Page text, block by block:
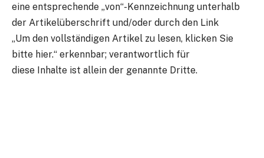
eine entsprechende „von“-Kennzeichnung unterhalb
der Artikelüberschrift und/oder durch den Link
„Um den vollständigen Artikel zu lesen, klicken Sie
bitte hier.“ erkennbar; verantwortlich für
diese Inhalte ist allein der genannte Dritte.